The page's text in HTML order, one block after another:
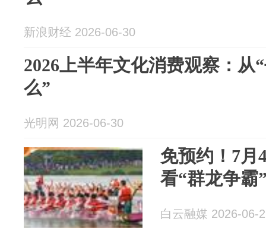
新浪财经 2026-06-30
2026上半年文化消费观察：从
么”
光明网 2026-06-30
免预约！7月
看“群龙争
白云融媒 2026-06-